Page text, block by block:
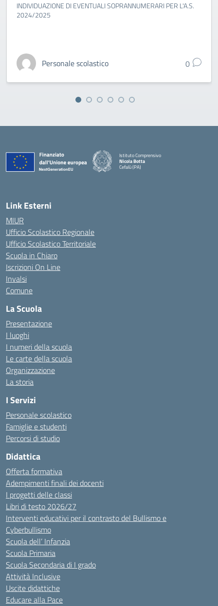
INDIVIDUAZIONE DI EVENTUALI SOPRANNUMERARI PER L'A.S.
2024/2025
Personale scolastico 0
Istituto Comprensivo
Nicola Botta
Cefalù (PA)
Link Esterni
MIUR
Ufficio Scolastico Regionale
Ufficio Scolastico Territoriale
Scuola in Chiaro
Iscrizioni On Line
Invalsi
Comune
La Scuola
Presentazione
I luoghi
I numeri della scuola
Le carte della scuola
Organizzazione
La storia
I Servizi
Personale scolastico
Famiglie e studenti
Percorsi di studio
Didattica
Offerta formativa
Adempimenti finali dei docenti
I progetti delle classi
Libri di testo 2026/27
Interventi educativi per il contrasto del Bullismo e
Cyberbullismo
Scuola dell’ Infanzia
Scuola Primaria
Scuola Secondaria di I grado
Attività Inclusive
Uscite didattiche
Educare alla Pace